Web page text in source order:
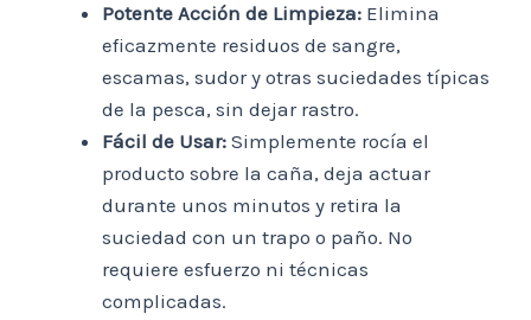
Potente Acción de Limpieza: Elimina
eficazmente residuos de sangre,
escamas, sudor y otras suciedades típicas
de la pesca, sin dejar rastro.
Fácil de Usar: Simplemente rocía el
producto sobre la caña, deja actuar
durante unos minutos y retira la
suciedad con un trapo o paño. No
requiere esfuerzo ni técnicas
complicadas.